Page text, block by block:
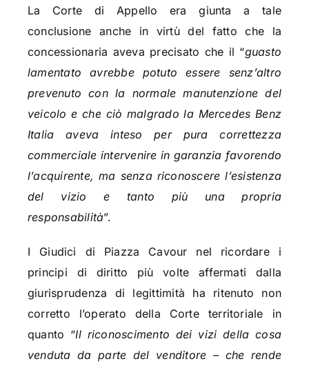
La Corte di Appello era giunta a tale
conclusione anche in virtù del fatto che la
concessionaria aveva precisato che il “guasto
lamentato avrebbe potuto essere senz’altro
prevenuto con la normale manutenzione del
veicolo e che ciò malgrado la Mercedes Benz
Italia aveva inteso per pura correttezza
commerciale intervenire in garanzia favorendo
l’acquirente, ma senza riconoscere l’esistenza
del vizio e tanto più una propria
responsabilità”.
I Giudici di Piazza Cavour nel ricordare i
principi di diritto più volte affermati dalla
giurisprudenza di legittimità ha ritenuto non
corretto l’operato della Corte territoriale in
quanto “Il riconoscimento dei vizi della cosa
venduta da parte del venditore – che rende